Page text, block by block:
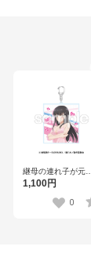
継母の連れ子が元カ
ノだった BIGアクリ
戸結女【ゲーマー
1,100円
0